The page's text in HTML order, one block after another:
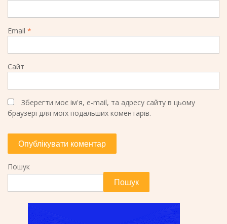
Email *
Сайт
Зберегти моє ім'я, e-mail, та адресу сайту в цьому
браузері для моїх подальших коментарів.
Пошук
Пошук